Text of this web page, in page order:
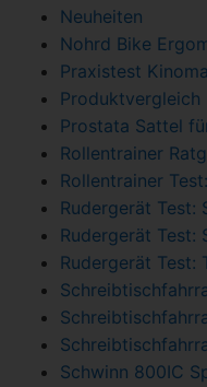
Neuheiten
Nohrd Bike
Praxistest
Produktvergleich
Prostata Sattel
Rollentrainer
Rollentrainer
Rudergerät Test:
Rudergerät Test:
Rudergerät Test:
Schwinn 800IC